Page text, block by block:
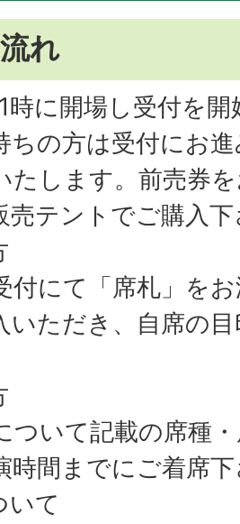
れ
時に開場し受付を
ちの方は受付にお
たします。前売券
売テントでご購入
付にて「席札」を
いただき、自席の
ついて記載の席種
時間までにご着席
て